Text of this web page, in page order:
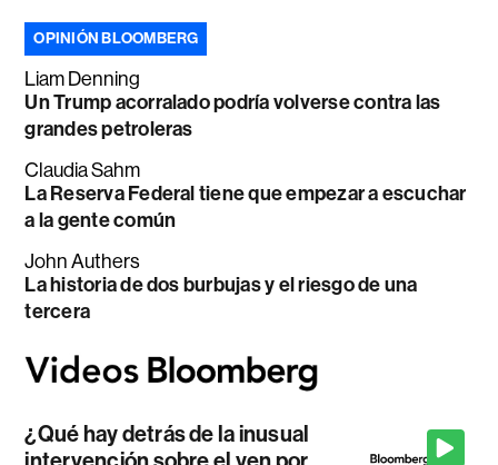
OPINIÓN BLOOMBERG
Liam Denning
Un Trump acorralado podría volverse contra las
grandes petroleras
Claudia Sahm
La Reserva Federal tiene que empezar a escuchar
a la gente común
John Authers
La historia de dos burbujas y el riesgo de una
tercera
¿Qué hay detrás de la inusual